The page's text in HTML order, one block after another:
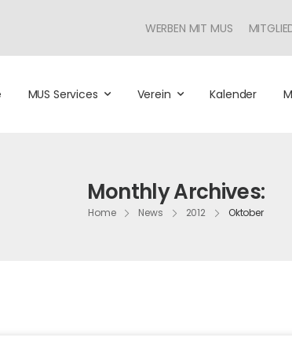
WERBEN MIT MUS
MUS Services Verein Kalender
Monthly Archives:
Home News 2012 Oktober